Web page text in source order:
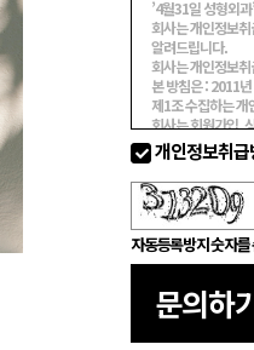
’4월31일 성형외
회사는 개인정보
알려드립니다.
회사는 개인정보
본 방침은 : 2011
제1조 수집하는 개
회사는 회원가입,
수집항목 :
이름 , 생년월일 ,
등록번호 , 학력 ,
개인정보 수집방법
홈페이지(회원가
제2조 개인정보의
회사는 수집한 개
개인정보취
자동등록방지 숫자
문의하